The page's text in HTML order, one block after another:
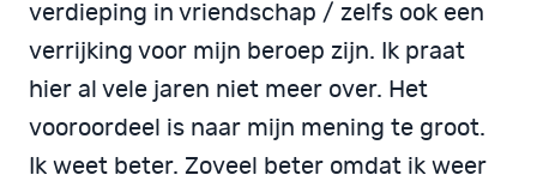
verdieping in vriendschap / zelfs ook een
verrijking voor mijn beroep zijn. Ik praat
hier al vele jaren niet meer over. Het
vooroordeel is naar mijn mening te groot.
Ik weet beter. Zoveel beter omdat ik weer